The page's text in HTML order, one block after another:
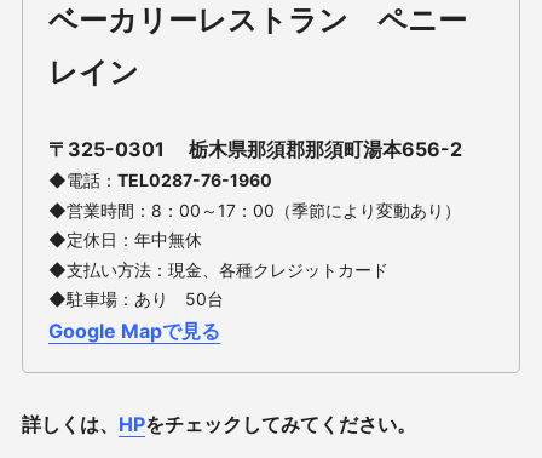
ベーカリーレストラン ペニー
レイン
〒325-0301 栃木県那須郡那須町湯本656-2
◆電話：TEL0287-76-1960
◆営業時間：8：00～17：00 （季節により変動あり）
◆定休日：年中無休
◆支払い方法：現金、各種クレジットカード
◆駐車場：あり 50台
Google Mapで見る
詳しくは、 HPをチェックしてみてください。